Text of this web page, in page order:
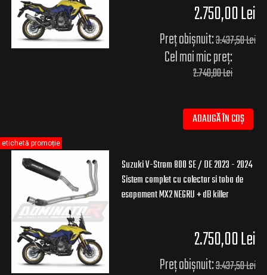
2.750,00 Lei
Preț obișnuit:3.437,50 Lei
Cel mai mic preț:
2.740,00 Lei
ADAUGĂ ÎN COȘ
Suzuki V-Strom 800 SE / DE 2023 - 2024
Sistem complet cu colector si toba de
esapament MX2 NEGRU + dB killer
2.750,00 Lei
Preț obișnuit:3.437,50 Lei
etichetă promoție